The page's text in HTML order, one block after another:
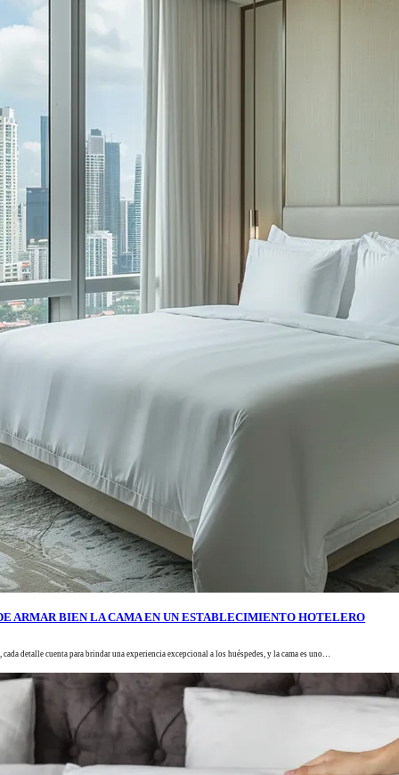
ARMAR BIEN LA CAMA EN UN ESTABLECIMIENTO HOTELERO
detalle cuenta para brindar una experiencia excepcional a los huéspedes, y la cama es uno…